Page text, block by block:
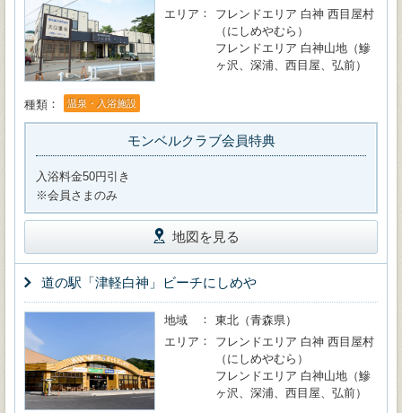
エリア
フレンドエリア 白神 西目屋村
（にしめやむら）
フレンドエリア 白神山地（鰺
ヶ沢、深浦、西目屋、弘前）
種類 温泉・入浴施設
モンベルクラブ会員特典
入浴料金50円引き
※会員さまのみ
地図を見る
道の駅「津軽白神」ビーチにしめや
地域
東北（青森県）
エリア
フレンドエリア 白神 西目屋村
（にしめやむら）
フレンドエリア 白神山地（鰺
ヶ沢、深浦、西目屋、弘前）